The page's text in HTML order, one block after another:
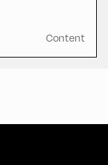
Content